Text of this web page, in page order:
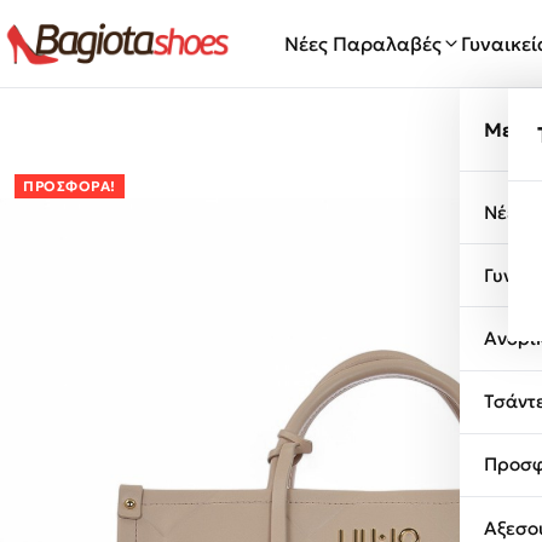
Νέες Παραλαβές
Νέες
ΠΡΟΣΦΟΡΆ!